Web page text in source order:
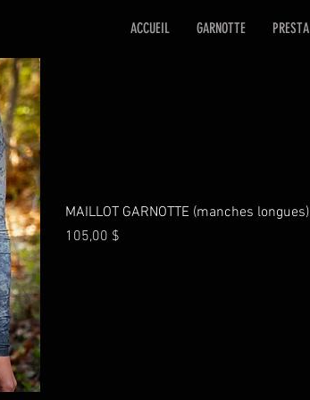
ACCUEIL GARNOTTE PRESTA
MAILLOT GARNOTTE (manches longues)
Prix
105,00 $